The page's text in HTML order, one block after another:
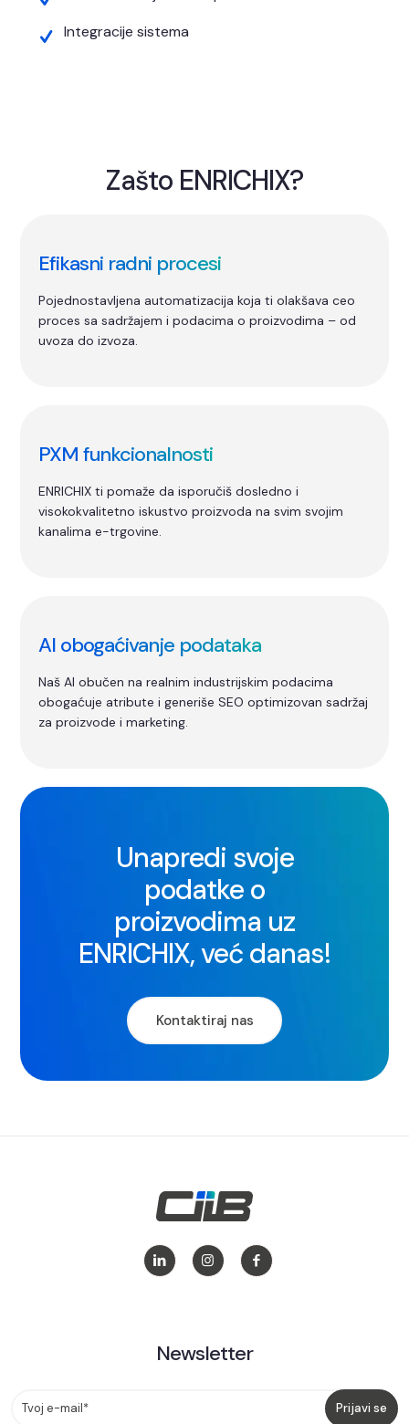
Integracije sistema
Zašto ENRICHIX?
Efikasni radni procesi
Pojednostavljena automatizacija koja ti olakšava ceo
proces sa sadržajem i podacima o proizvodima – od
uvoza do izvoza.
PXM funkcionalnosti
ENRICHIX ti pomaže da isporučiš dosledno i
visokokvalitetno iskustvo proizvoda na svim svojim
kanalima e-trgovine.
AI obogaćivanje podataka
Naš AI obučen na realnim industrijskim podacima
obogaćuje atribute i generiše SEO optimizovan sadržaj
za proizvode i marketing.
Unapredi svoje
podatke o
proizvodima uz
ENRICHIX, već danas!
Kontaktiraj nas
Newsletter